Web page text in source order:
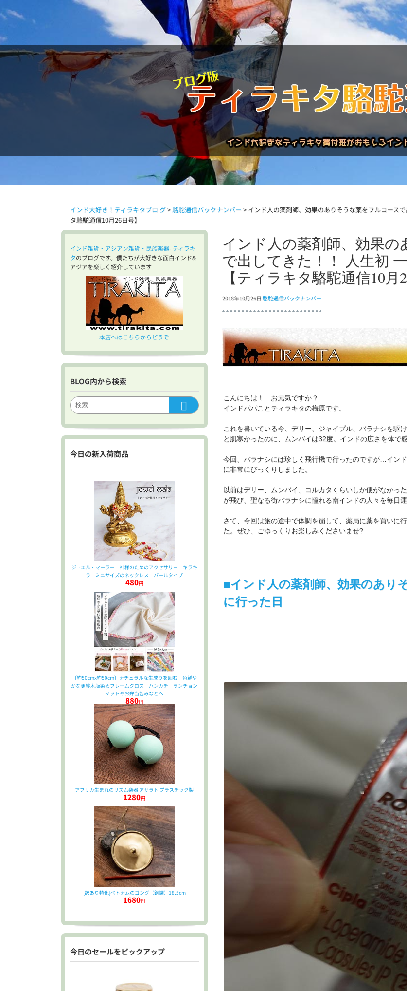
インド大好き！ティラキタブロ グ>駱駝通信バックナンバー > インド人の薬剤師、効果のありそうな薬をフルコース
タ駱駝通信10月26日号】
インド人の薬剤師、効果
で出してきた！！ 人生初
【ティラキタ駱駝通信10月
2018年10月26日駱駝通信バックナンバー
こんにちは！ お元気ですか？
インドパパことティラキタの梅原です。
これを書いている今、デリー、ジャイプル、バラナシを駆
と肌寒かったのに、ムンバイは32度。インドの広さを体で感
今回、バラナシには珍しく飛行機で行ったのですが…イン
に非常にびっくりしました。
以前はデリー、ムンバイ、コルカタくらいしか便がなかっ
が飛び、聖なる街バラナシに憧れる南インドの人々を毎日運
さて、今回は旅の途中で体調を崩して、薬局に薬を買いに
た。ぜひ、ごゆっくりお楽しみくださいませ?
■インド人の薬剤師、効果のあり
に行った日
インド雑貨・アジアン雑貨・民族楽器- ティラキ
タのブログです。僕たちが大好きな面白インド&
アジアを楽しく紹介しています
本店へはこちらからどうぞ
BLOG内から検索
今日の新入荷商品
ジュエル・マーラー 神様のためのアクセサリー キラキ
ラ ミニサイズのネックレス パールタイプ
480円
〔約50cmx約50cm〕ナチュラルな生成りを囲む 色鮮や
かな更紗木版染めフレームクロス ハンカチ ランチョン
マットやお弁当包みなどへ
880円
アフリカ生まれのリズム楽器 アサラト プラスチック製
1280円
[訳あり特化]ベトナムのゴング（銅鑼）18.5cm
1680円
今日のセールをピックアップ